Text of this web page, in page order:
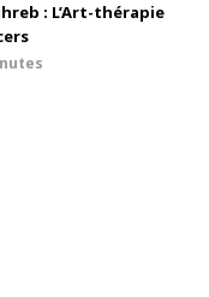
: L’Art-thérapie